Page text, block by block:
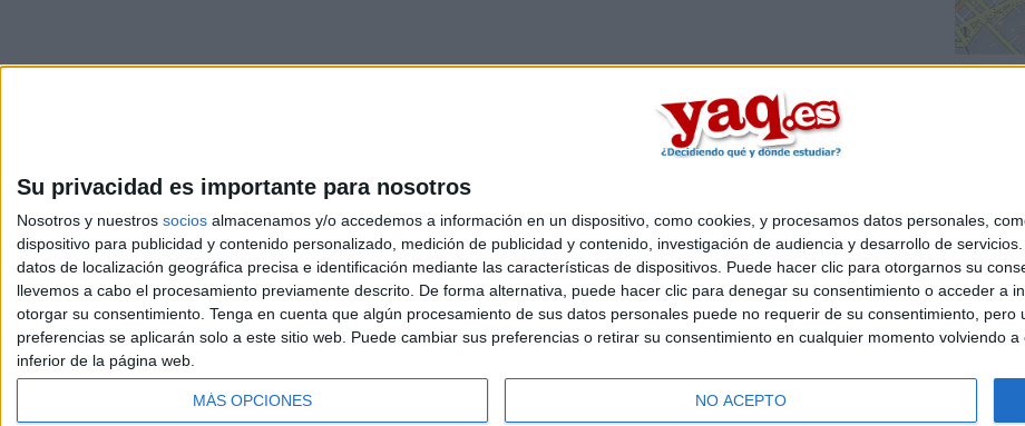
Su privacidad es importante para nosotros
Nosotros y nuestros socios almacenamos y/o accedemos a información en un dispositivo, como cookies, y procesamos datos personales,
dispositivo para publicidad y contenido personalizado, medición de publicidad y contenido, investigación de audiencia y desarrollo de servicios.
datos de localización geográfica precisa e identificación mediante las características de dispositivos. Puede hacer clic para otorgarnos su
llevemos a cabo el procesamiento previamente descrito. De forma alternativa, puede hacer clic para denegar su consentimiento o acceder a
otorgar su consentimiento. Tenga en cuenta que algún procesamiento de sus datos personales puede no requerir de su consentimiento,
preferencias se aplicarán solo a este sitio web. Puede cambiar sus preferencias o retirar su consentimiento en cualquier momento volviendo
inferior de la página web.
MÁS OPCIONES NO ACEPTO
Quiénes somos|Contactar|Anúnciate
Aviso legal|Politica de privacidad|Condiciones generales|Política de
© 2003-2026Compás Mediterráneo S.L.- Diego de León 47 - 28006 Madrid [ESPAÑA] - Tel.